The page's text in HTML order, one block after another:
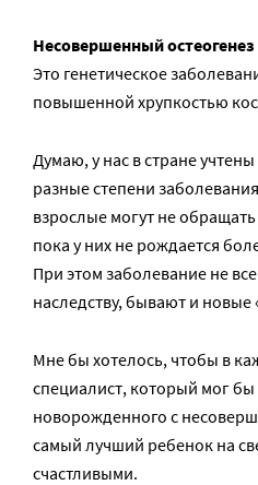
Несовершенный остеогенез
Это генетическое
повышенной хрупкостью
Думаю, у нас в стране
разные степени
взрослые могут не
пока у них не рождается
При этом заболевание не
наследству, бывают и новые
Мне бы хотелось, чтобы в
специалист, который мог бы
новорожденного с
самый лучший ребенок на
счастливыми.